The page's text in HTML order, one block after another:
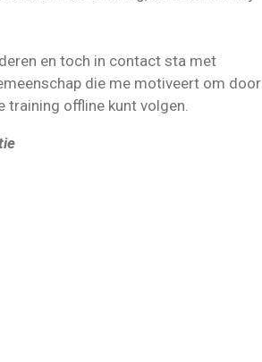
en toch in contact sta met
die me motiveert om door
training offline kunt volgen.